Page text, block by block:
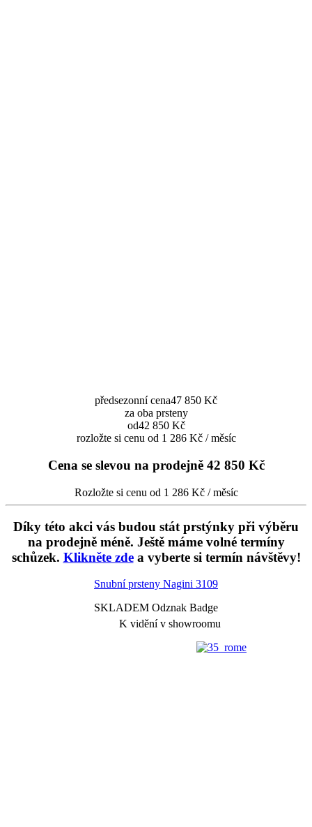
předsezonní cena47 850 Kč
za oba prsteny
od42 850 Kč
rozložte si cenu od 1 286 Kč / měsíc
Cena se slevou na prodejně 42 850 Kč
Rozložte si cenu od 1 286 Kč / měsíc
Díky této akci vás budou stát prstýnky při výběru
na prodejně méně. Ještě máme volné termíny
schůzek. Klikněte zdea vyberte si termín návštěvy!
Snubní prsteny Nagini 3109
SKLADEM Odznak Badge
K vidění v showroomu